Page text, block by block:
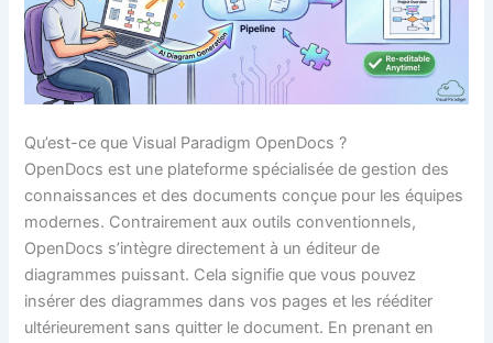
Qu’est-ce que Visual Paradigm OpenDocs ?
OpenDocs est une plateforme spécialisée de gestion des
connaissances et des documents conçue pour les équipes
modernes. Contrairement aux outils conventionnels,
OpenDocs s’intègre directement à un éditeur de
diagrammes puissant. Cela signifie que vous pouvez
insérer des diagrammes dans vos pages et les rééditer
ultérieurement sans quitter le document. En prenant en